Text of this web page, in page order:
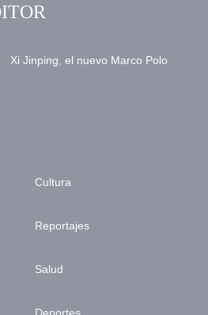
Xi Jinping, el nuevo Marco Polo
Cultura
Reportajes
Salud
Deportes